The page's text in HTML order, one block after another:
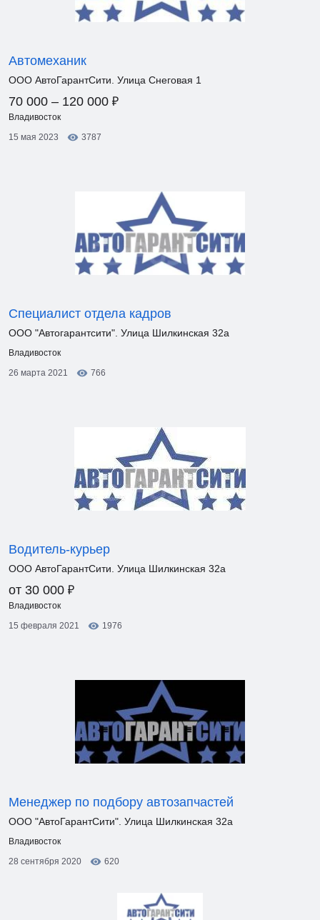
Автомеханик
ООО АвтоГарантСити. Улица Снеговая 1
70 000 – 120 000 ₽
Владивосток
15 мая 2023
3787
Специалист отдела кадров
ООО "Автогарантсити". Улица Шилкинская 32а
Владивосток
26 марта 2021
766
Водитель-курьер
ООО АвтоГарантСити. Улица Шилкинская 32а
от 30 000 ₽
Владивосток
15 февраля 2021
1976
Менеджер по подбору автозапчастей
ООО "АвтоГарантСити". Улица Шилкинская 32а
Владивосток
28 сентября 2020
620